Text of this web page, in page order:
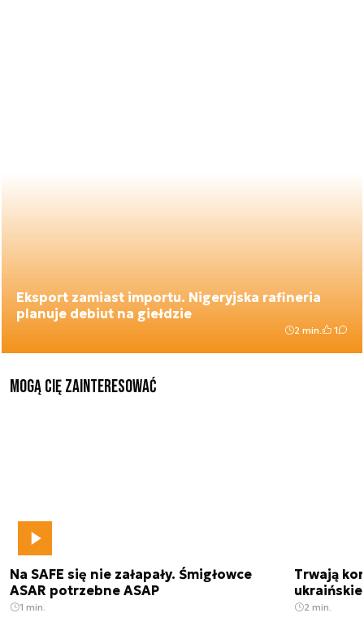
Eksport zamiast importu. Nigeryjska rafineria
planuje debiut na giełdzie
2 min. 1
Mogą Cię zainteresować
Na SAFE się nie załapały. Śmigłowce
ASAR potrzebne ASAP
1 min.
Trwają
2 min.